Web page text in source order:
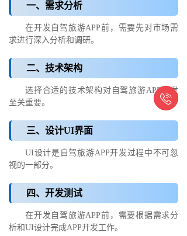
一、需求分析
在开发自驾旅游APP前，需要先对市场需
求进行深入分析和调研。
二、技术架构
选择合适的技术架构对自驾旅游APP开发
至关重要。
三、设计UI界面
UI设计是自驾旅游APP开发过程中不可忽
视的一部分。
四、开发测试
在开发自驾旅游APP前，需要根据需求分
析和UI设计完成APP开发工作。
